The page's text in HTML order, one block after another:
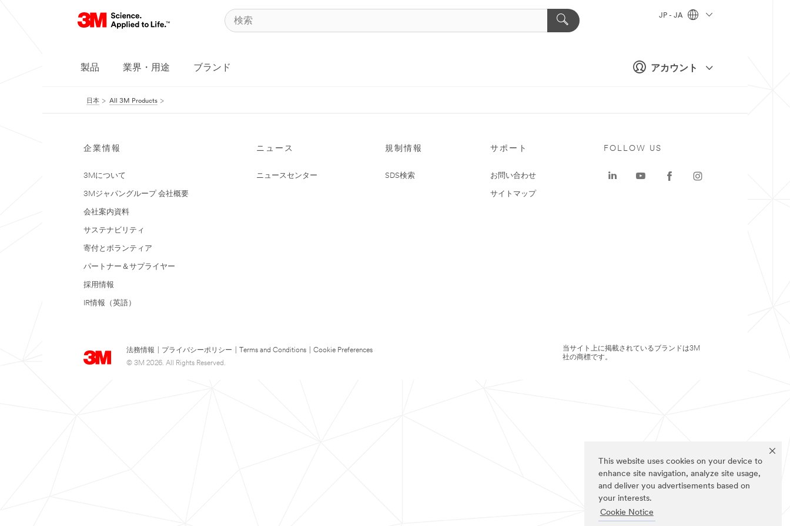
This website uses cookies on your device to
enhance site navigation, analyze site usage,
and deliver you advertisements based on
your interests.
Cookie Notice
アカウント
JP - JA
製品 業界・用途 ブランド
日本 All 3M Products
企業情報
3Mについて
3Mジャパングループ 会社概要
会社案内資料
サステナビリティ
寄付とボランティア
パートナー＆サプライヤー
採用情報
IR情報（英語）
ニュース
ニュースセンター
規制情報
SDS検索
サポート
お問い合わせ
サイトマップ
法務情報 プライバシーポリシー Terms and Conditions
Cookie Preferences
© 3M 2026. All Rights Reserved.
FOLLOW US
当サイト上に掲載されているブランドは3M
社の商標です。